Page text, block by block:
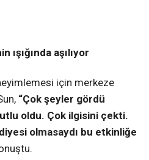
ışığında aşılıyor
için merkeze
“Çok şeyler gördü
oldu. Çok ilgisini çekti.
olmasaydı bu etkinliğe